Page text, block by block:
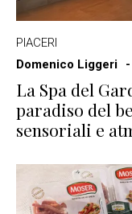
PIACERI
Domenico Liggeri
La Spa del
paradiso del
sensoriali e